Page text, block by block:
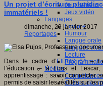
Jeux sérieux
Jeux vidéo
Langages
Ecriture
Humour
Langue orale
Langues
Lecture
Médias
Culture des
Un projet d’écriture
immatériels !
dimanche, 29 janvier 2017
Reportages
Dans le cadre d’ EIDOS 64– Le
l’éducation – à Lons et
apprentissage : savoir connecter
permis de saisir les réalités sur les